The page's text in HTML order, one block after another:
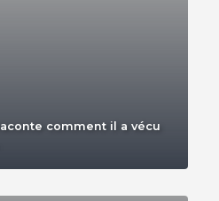
comment il a vécu